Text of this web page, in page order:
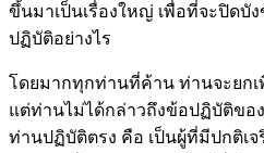
ขึ้นมาเป็นเรื่องใหญ่ เพื่อที่จะปิด
ปฏิบัติอย่างไร
โดยมากทุกท่านที่ค้าน ท่านจะยกเ
แต่ท่านไม่ได้กล่าวถึงข้อปฏิบัติขอ
ท่านปฏิบัติตรง คือ เป็นผู้ที่มีปกติเ